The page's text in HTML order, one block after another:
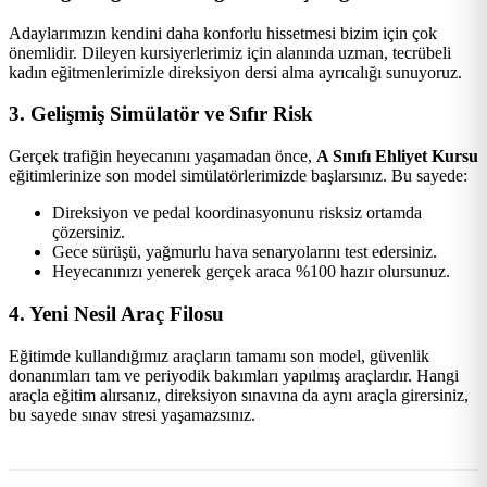
Adaylarımızın kendini daha konforlu hissetmesi bizim için çok
önemlidir. Dileyen kursiyerlerimiz için alanında uzman, tecrübeli
kadın eğitmenlerimizle direksiyon dersi alma ayrıcalığı sunuyoruz.
3. Gelişmiş Simülatör ve Sıfır Risk
Gerçek trafiğin heyecanını yaşamadan önce, A Sınıfı Ehliyet Kursu
eğitimlerinize son model simülatörlerimizde başlarsınız. Bu sayede:
Direksiyon ve pedal koordinasyonunu risksiz ortamda
çözersiniz.
Gece sürüşü, yağmurlu hava senaryolarını test edersiniz.
Heyecanınızı yenerek gerçek araca %100 hazır olursunuz.
4. Yeni Nesil Araç Filosu
Eğitimde kullandığımız araçların tamamı son model, güvenlik
donanımları tam ve periyodik bakımları yapılmış araçlardır. Hangi
araçla eğitim alırsanız, direksiyon sınavına da aynı araçla girersiniz,
bu sayede sınav stresi yaşamazsınız.